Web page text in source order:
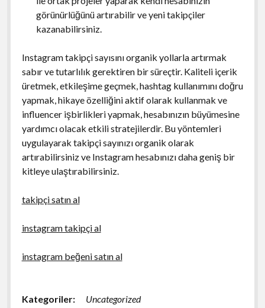
görünürlüğünü artırabilir ve yeni takipçiler
kazanabilirsiniz.
Instagram takipçi sayısını organik yollarla artırmak
sabır ve tutarlılık gerektiren bir süreçtir. Kaliteli içerik
üretmek, etkileşime geçmek, hashtag kullanımını doğru
yapmak, hikaye özelliğini aktif olarak kullanmak ve
influencer işbirlikleri yapmak, hesabınızın büyümesine
yardımcı olacak etkili stratejilerdir. Bu yöntemleri
uygulayarak takipçi sayınızı organik olarak
artırabilirsiniz ve Instagram hesabınızı daha geniş bir
kitleye ulaştırabilirsiniz.
takipçi satın al
instagram takipçi al
instagram beğeni satın al
Kategoriler: Uncategorized